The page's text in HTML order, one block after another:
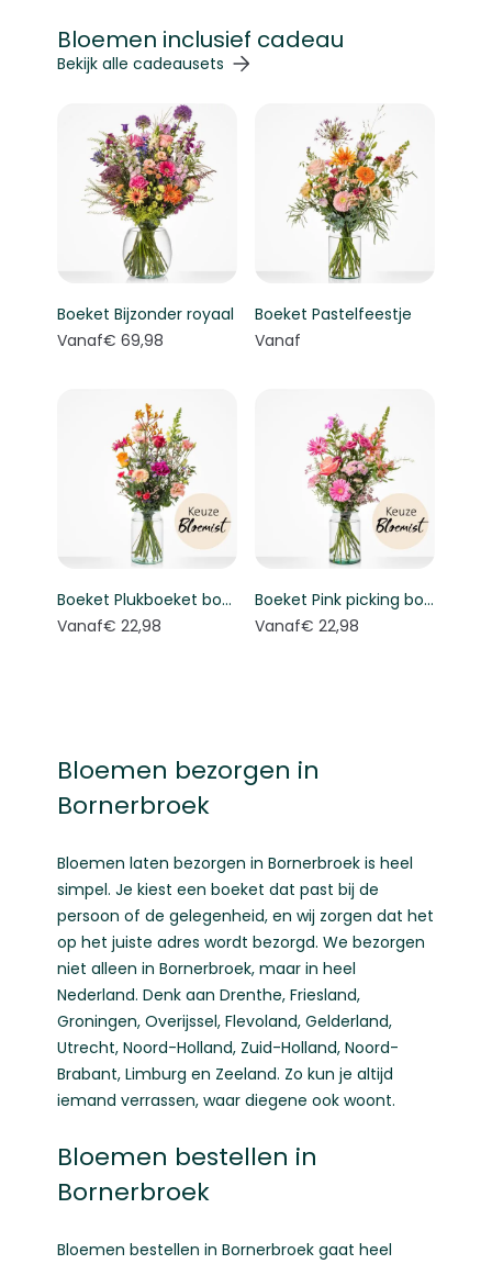
Bloemen inclusief cadeau
Navigeren door de elementen van de carrousel is
Druk om carrousel over te slaan
Bekijk alle cadeausets
Boeket Bijzonder royaal
Vanaf€ 69,98
Boeket Pastelfeestje
Vanaf
Boeket Plukboeket bont - Keuze bloemist
Vanaf€ 22,98
Boeket Pink picking bouquet - Florist's choice
Vanaf€ 22,98
Bloemen bezorgen in
Bornerbroek
Bloemen laten bezorgen in Bornerbroek is heel
simpel. Je kiest een boeket dat past bij de
persoon of de gelegenheid, en wij zorgen dat het
op het juiste adres wordt bezorgd. We bezorgen
niet alleen in Bornerbroek, maar in heel
Nederland. Denk aan Drenthe, Friesland,
Groningen, Overijssel, Flevoland, Gelderland,
Utrecht, Noord-Holland, Zuid-Holland, Noord-
Brabant, Limburg en Zeeland. Zo kun je altijd
iemand verrassen, waar diegene ook woont.
Bloemen bestellen in
Bornerbroek
Bloemen bestellen in Bornerbroek gaat heel